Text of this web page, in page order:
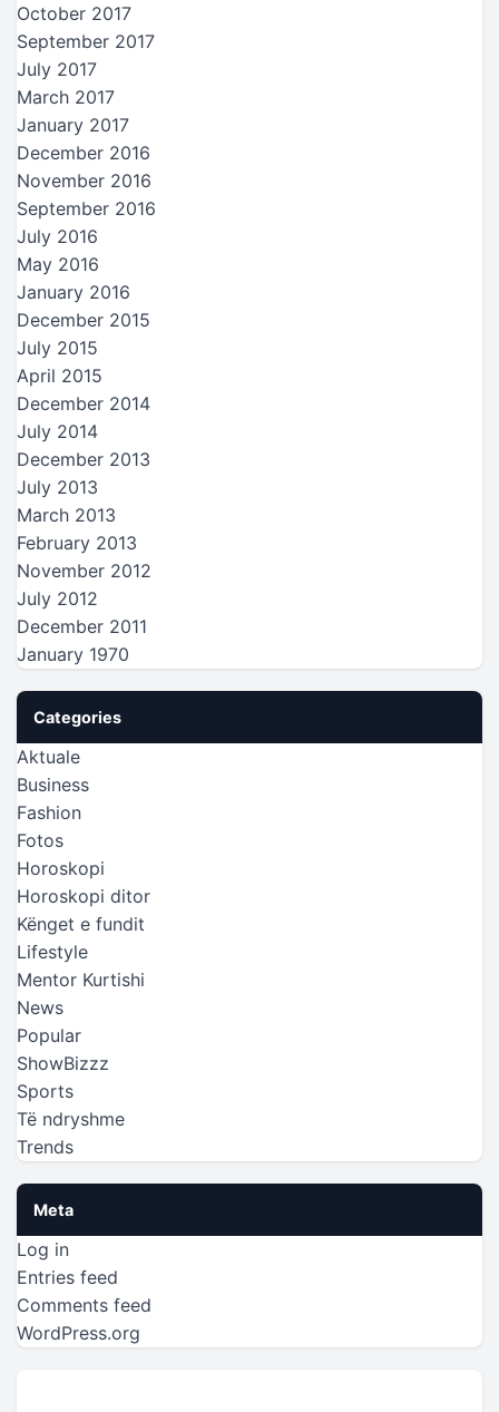
October 2017
September 2017
July 2017
March 2017
January 2017
December 2016
November 2016
September 2016
July 2016
May 2016
January 2016
December 2015
July 2015
April 2015
December 2014
July 2014
December 2013
July 2013
March 2013
February 2013
November 2012
July 2012
December 2011
January 1970
Categories
Aktuale
Business
Fashion
Fotos
Horoskopi
Horoskopi ditor
Kënget e fundit
Lifestyle
Mentor Kurtishi
News
Popular
ShowBizzz
Sports
Të ndryshme
Trends
Meta
Log in
Entries feed
Comments feed
WordPress.org